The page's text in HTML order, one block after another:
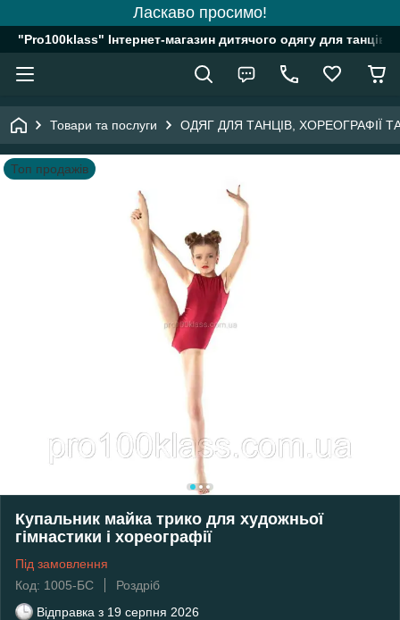
Ласкаво просимо!
"Pro100klass" Інтернет-магазин дитячого одягу для танців,
Товари та послуги ОДЯГ ДЛЯ ТАНЦІВ, ХОРЕОГРАФІЇ
Топ продажів
Купальник майка трико для художньої
гімнастики і хореографії
Під замовлення
Код: 1005-БС
Роздріб
Відправка з 19 серпня 2026